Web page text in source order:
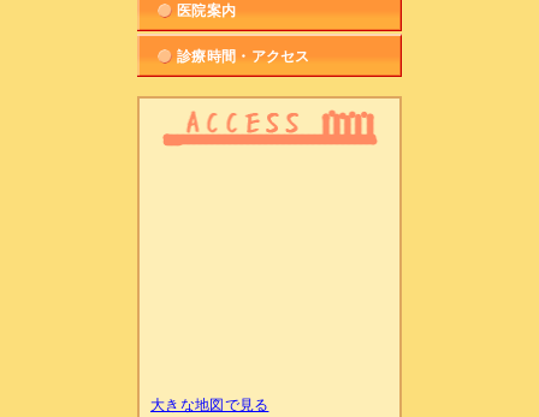
医院案内
診療時間・アクセス
大きな地図で見る